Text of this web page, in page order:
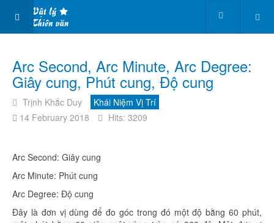
Arc Second, Arc Minute, Arc Degree:
Giây cung, Phút cung, Độ cung
Trịnh Khắc Duy
Khái Niệm Vị Trí
14 February 2018
Hits: 3209
Arc Second: Giây cung
Arc Minute: Phút cung
Arc Degree: Độ cung
Đây là đơn vị dùng để đo góc trong đó một độ bằng 60 phút,